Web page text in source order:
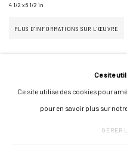
4 1/2 x 6 1/2 in
PLUS D'INFORMATIONS SUR L'ŒUVRE
Ce site
Ce site utilise des cookies pour
pour en savoir plus sur
GÉRER